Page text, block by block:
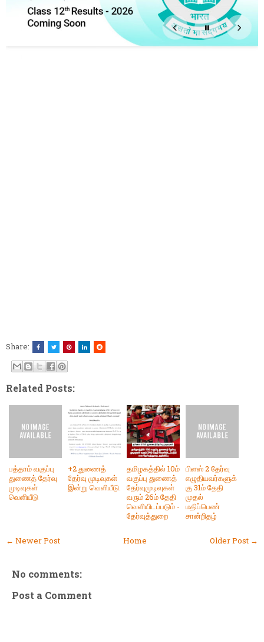
Share:
Related Posts:
பத்தாம் வகுப்பு
துணைத் தேர்வு
முடிவுகள்
வெளியீடு
+2 துணைத்
தேர்வு முடிவுகள்
இன்று வெளியீடு.
தமிழகத்தில் 10ம்
வகுப்பு துணைத்
தேர்வுமுடிவுகள்
வரும் 26ம் தேதி
வெளியிடப்படும் -
தேர்வுத்துறை
பிளஸ் 2 தேர்வு
எழுதியவர்களுக்
கு 31ம் தேதி
முதல்
மதிப்பெண்
சான்றிதழ்
← Newer Post Older Post →
Home
No comments:
Post a Comment